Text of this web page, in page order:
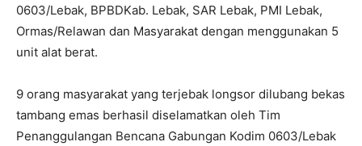
0603/Lebak, BPBDKab. Lebak, SAR Lebak, PMI Lebak,
Ormas/Relawan dan Masyarakat dengan menggunakan 5
unit alat berat.
9 orang masyarakat yang terjebak longsor dilubang bekas
tambang emas berhasil diselamatkan oleh Tim
Penanggulangan Bencana Gabungan Kodim 0603/Lebak